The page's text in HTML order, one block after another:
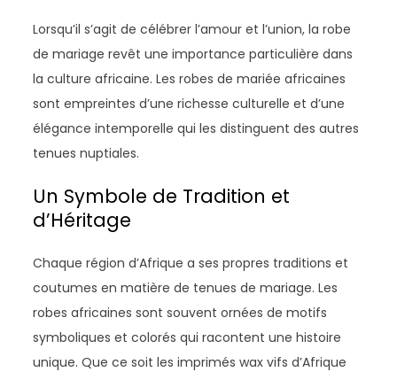
Lorsqu’il s’agit de célébrer l’amour et l’union, la robe
de mariage revêt une importance particulière dans
la culture africaine. Les robes de mariée africaines
sont empreintes d’une richesse culturelle et d’une
élégance intemporelle qui les distinguent des autres
tenues nuptiales.
Un Symbole de Tradition et
d’Héritage
Chaque région d’Afrique a ses propres traditions et
coutumes en matière de tenues de mariage. Les
robes africaines sont souvent ornées de motifs
symboliques et colorés qui racontent une histoire
unique. Que ce soit les imprimés wax vifs d’Afrique